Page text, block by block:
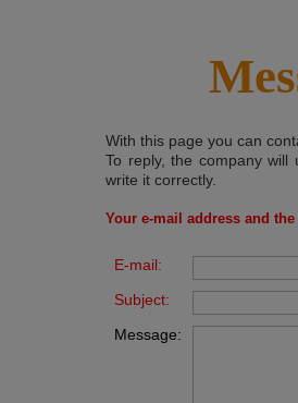
With this page you can
To reply, the company will
write it correctly.
Your e-mail address and
E-mail:
Subject:
Message: